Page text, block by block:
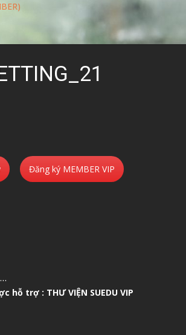
Đăng ký MEMBER VIP
hỗ trợ : THƯ VIỆN SUEDU VIP